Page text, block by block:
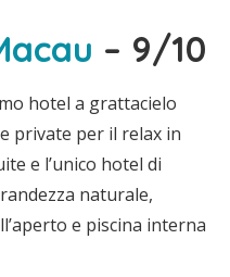
– 9/10
hotel a grattacielo
private per il relax in
e l’unico hotel di
naturale,
e piscina interna